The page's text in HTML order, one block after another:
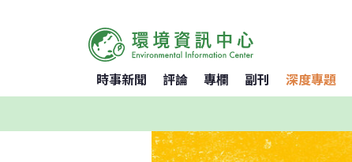
時事新聞 評論 專欄 副刊 深度專題